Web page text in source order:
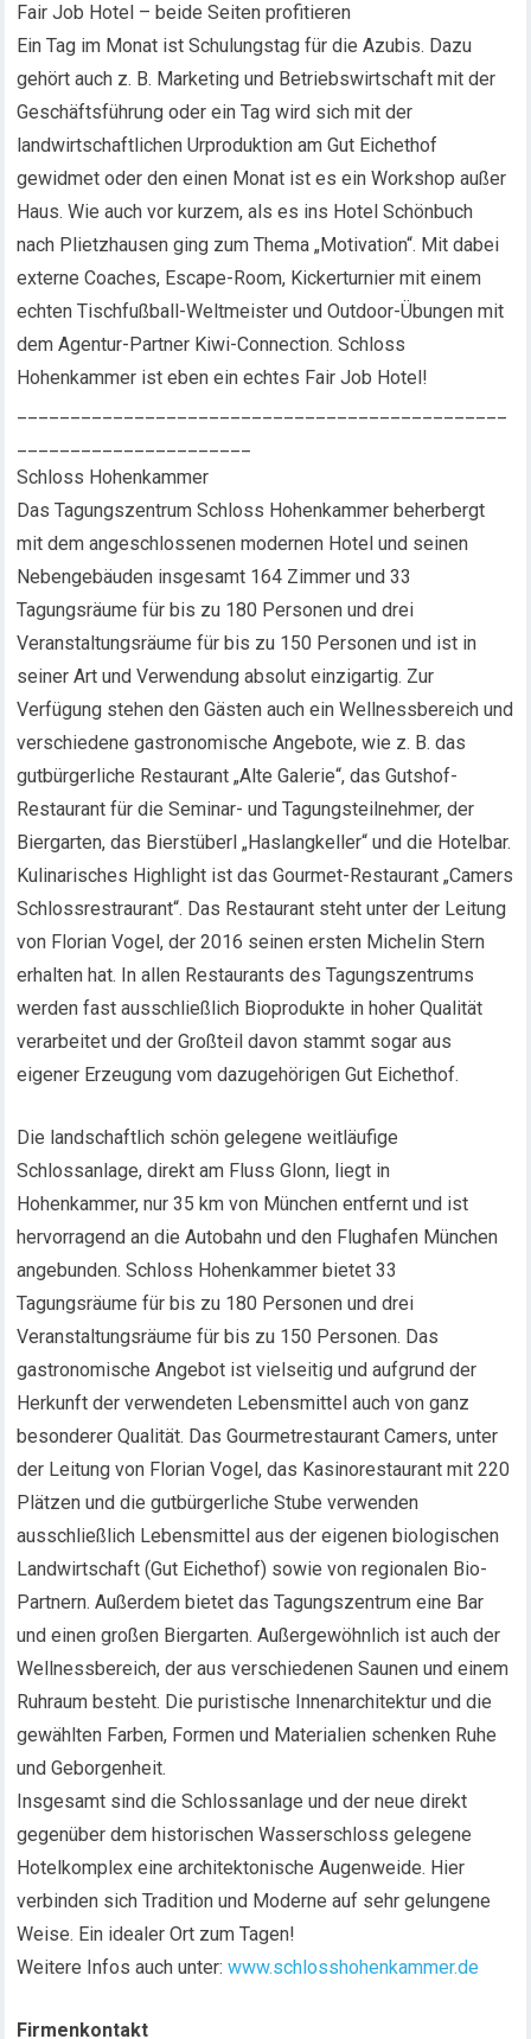
Fair Job Hotel – beide Seiten profitieren
Ein Tag im Monat ist Schulungstag für die Azubis. Dazu
gehört auch z. B. Marketing und Betriebswirtschaft mit der
Geschäftsführung oder ein Tag wird sich mit der
landwirtschaftlichen Urproduktion am Gut Eichethof
gewidmet oder den einen Monat ist es ein Workshop außer
Haus. Wie auch vor kurzem, als es ins Hotel Schönbuch
nach Plietzhausen ging zum Thema „Motivation“. Mit dabei
externe Coaches, Escape-Room, Kickerturnier mit einem
echten Tischfußball-Weltmeister und Outdoor-Übungen mit
dem Agentur-Partner Kiwi-Connection. Schloss
Hohenkammer ist eben ein echtes Fair Job Hotel!
Schloss Hohenkammer
Das Tagungszentrum Schloss Hohenkammer beherbergt
mit dem angeschlossenen modernen Hotel und seinen
Nebengebäuden insgesamt 164 Zimmer und 33
Tagungsräume für bis zu 180 Personen und drei
Veranstaltungsräume für bis zu 150 Personen und ist in
seiner Art und Verwendung absolut einzigartig. Zur
Verfügung stehen den Gästen auch ein Wellnessbereich und
verschiedene gastronomische Angebote, wie z. B. das
gutbürgerliche Restaurant „Alte Galerie“, das Gutshof-
Restaurant für die Seminar- und Tagungsteilnehmer, der
Biergarten, das Bierstüberl „Haslangkeller“ und die Hotelbar.
Kulinarisches Highlight ist das Gourmet-Restaurant „Camers
Schlossrestraurant“. Das Restaurant steht unter der Leitung
von Florian Vogel, der 2016 seinen ersten Michelin Stern
erhalten hat. In allen Restaurants des Tagungszentrums
werden fast ausschließlich Bioprodukte in hoher Qualität
verarbeitet und der Großteil davon stammt sogar aus
eigener Erzeugung vom dazugehörigen Gut Eichethof.
Die landschaftlich schön gelegene weitläufige
Schlossanlage, direkt am Fluss Glonn, liegt in
Hohenkammer, nur 35 km von München entfernt und ist
hervorragend an die Autobahn und den Flughafen München
angebunden. Schloss Hohenkammer bietet 33
Tagungsräume für bis zu 180 Personen und drei
Veranstaltungsräume für bis zu 150 Personen. Das
gastronomische Angebot ist vielseitig und aufgrund der
Herkunft der verwendeten Lebensmittel auch von ganz
besonderer Qualität. Das Gourmetrestaurant Camers, unter
der Leitung von Florian Vogel, das Kasinorestaurant mit 220
Plätzen und die gutbürgerliche Stube verwenden
ausschließlich Lebensmittel aus der eigenen biologischen
Landwirtschaft (Gut Eichethof) sowie von regionalen Bio-
Partnern. Außerdem bietet das Tagungszentrum eine Bar
und einen großen Biergarten. Außergewöhnlich ist auch der
Wellnessbereich, der aus verschiedenen Saunen und einem
Ruhraum besteht. Die puristische Innenarchitektur und die
gewählten Farben, Formen und Materialien schenken Ruhe
und Geborgenheit.
Insgesamt sind die Schlossanlage und der neue direkt
gegenüber dem historischen Wasserschloss gelegene
Hotelkomplex eine architektonische Augenweide. Hier
verbinden sich Tradition und Moderne auf sehr gelungene
Weise. Ein idealer Ort zum Tagen!
Weitere Infos auch unter:www.schlosshohenkammer.de
Firmenkontakt